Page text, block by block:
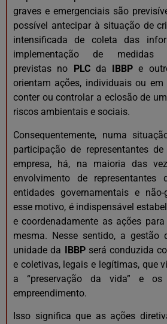
graves e emergenciais são
possível antecipar à situação de
intensificada de coleta das
implementação de medidas
previstas no
PLCda IBBP e
orientam ações, individuais ou em
conter ou controlar a eclosão de
riscos ambientais e sociais.
Consequentemente, numa
participação de representantes
empresa, há, na maioria das
envolvimento de
entidades governamentais e não-
esse motivo, é indispensável
e coordenadamente as ações
mesma. Nesse sentido, a gestão
unidade da IBBPserá conduzida
e coletivas, legais e legítimas, que
a “preservação da vida” e
empreendimento.
Isso significa que as ações